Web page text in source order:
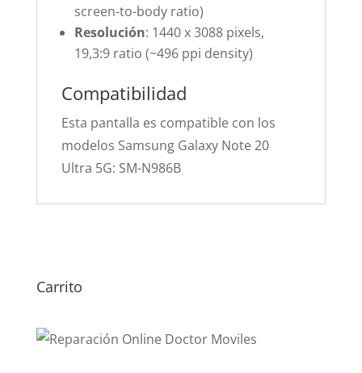
screen-to-body ratio)
Resolución: 1440 x 3088 pixels,
19,3:9 ratio (~496 ppi density)
Compatibilidad
Esta pantalla es compatible con los
modelos Samsung Galaxy Note 20
Ultra 5G: SM-N986B
Carrito